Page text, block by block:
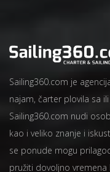
Sailing360.com je
najam, čarter plovila sa
Sailing360.com nudi
kao i veliko znanje i
se ponude mogu
pružiti dovoljno